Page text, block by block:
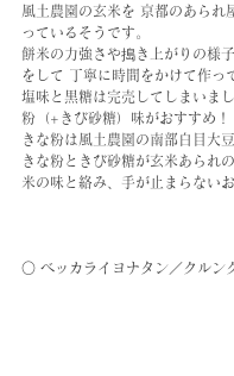
風土農園の玄米を 京都のあられ
っているそうです。
餅米の力強さや搗き上がりの様
をして 丁寧に時間をかけて作っ
塩味と黒糖は完売してしまいま
粉（+きび砂糖）味がおすすめ！
きな粉は風土農園の南部白目大豆
きな粉ときび砂糖が玄米あられ
米の味と絡み、手が止まらないお
○ ベッカライヨナタン／クルン